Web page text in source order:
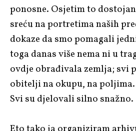
ponosne. Osjetim to
sreću na portretima naših
dokaze da smo pomagali
toga danas više nema ni u
ovdje obrađivala zemlja; svi
obitelji na okupu, na
Svi su djelovali silno snažno.